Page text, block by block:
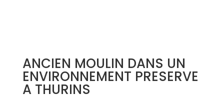
ANCIEN MOULIN DANS UN
ENVIRONNEMENT PRESERVE
A THURINS